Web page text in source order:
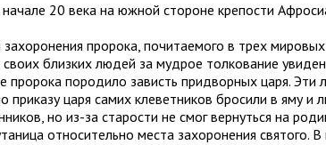
20 века на южной стороне крепости
пророка, почитаемого в трех мировых
близких людей за мудрое толкование
породило зависть придворных царя. Эти
царя самих клеветников бросили в яму и
но из-за старости не смог вернуться на
относительно места захоронения святого.